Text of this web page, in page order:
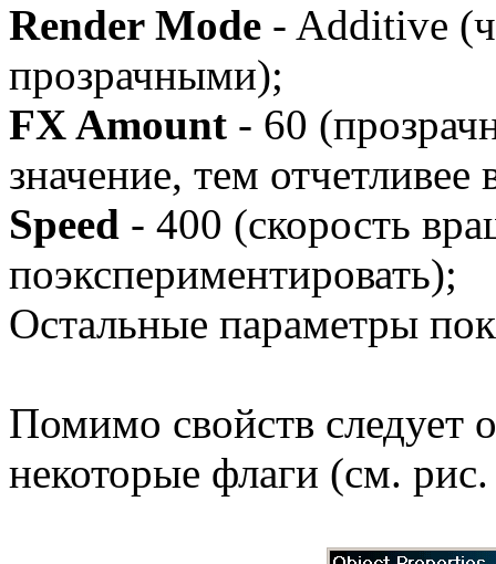
Render Mode - Additive
прозрачными);
FX Amount - 60
значение, тем
Speed - 400 (скорость
поэкспериментировать);
Остальные параметры
Помимо свойств следует
некоторые флаги (см.